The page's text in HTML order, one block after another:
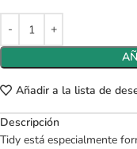
Añadir a la lista de
Descripción
Tidy está especialmente